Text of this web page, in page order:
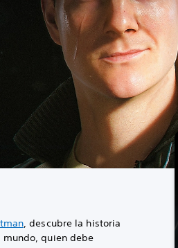
, descubre la historia
quien debe